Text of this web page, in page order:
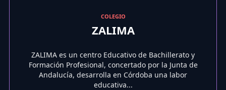
COLEGIO
ZALIMA
ZALIMA es un centro Educativo de Bachillerato y
Formación Profesional, concertado por la Junta de
Andalucía, desarrolla en Córdoba una labor
educativa...